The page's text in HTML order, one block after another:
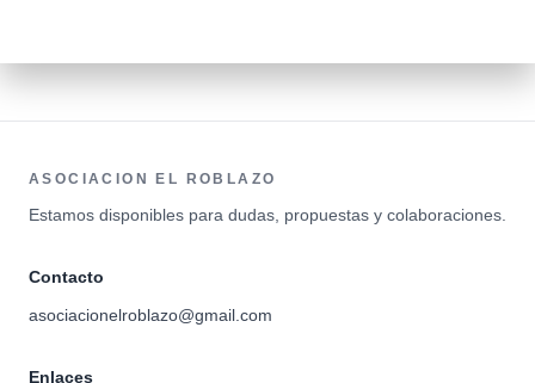
ASOCIACION EL ROBLAZO
Estamos disponibles para dudas, propuestas y colaboraciones.
Contacto
asociacionelroblazo@gmail.com
Enlaces